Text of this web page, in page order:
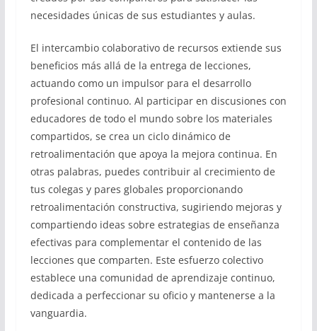
necesidades únicas de sus estudiantes y aulas.
El intercambio colaborativo de recursos extiende sus
beneficios más allá de la entrega de lecciones,
actuando como un impulsor para el desarrollo
profesional continuo. Al participar en discusiones con
educadores de todo el mundo sobre los materiales
compartidos, se crea un ciclo dinámico de
retroalimentación que apoya la mejora continua. En
otras palabras, puedes contribuir al crecimiento de
tus colegas y pares globales proporcionando
retroalimentación constructiva, sugiriendo mejoras y
compartiendo ideas sobre estrategias de enseñanza
efectivas para complementar el contenido de las
lecciones que comparten. Este esfuerzo colectivo
establece una comunidad de aprendizaje continuo,
dedicada a perfeccionar su oficio y mantenerse a la
vanguardia.